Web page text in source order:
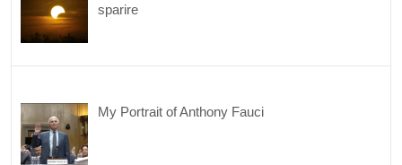
sparire
My Portrait of Anthony Fauci